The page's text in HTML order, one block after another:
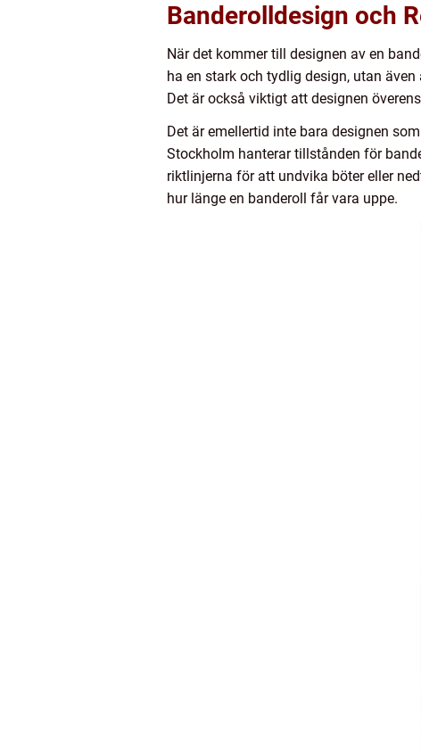
Banderolldesign och
När det kommer till designen av en
ha en stark och tydlig design, utan
Det är också viktigt att designen
Det är emellertid inte bara designen
Stockholm hanterar tillstånden för
riktlinjerna för att undvika böter eller
hur länge en banderoll får vara uppe.